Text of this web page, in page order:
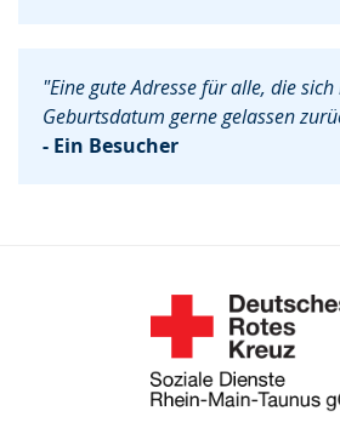
"Eine gute Adresse für alle, die
Geburtsdatum gerne gelassen
- Ein Besucher